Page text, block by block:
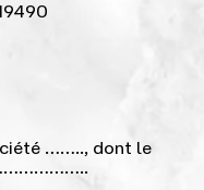
…….., dont le